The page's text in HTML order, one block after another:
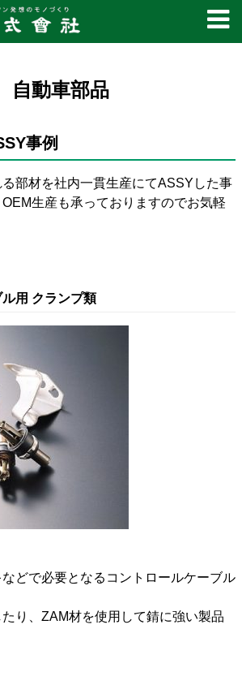
自動車部品
事例
部材を社内一貫生産にてASSYした事
生産も承っておりますのでお気軽
用 クランプ類
どで必要となるコントロールケーブル
り、ZAM材を使用して錆に強い製品